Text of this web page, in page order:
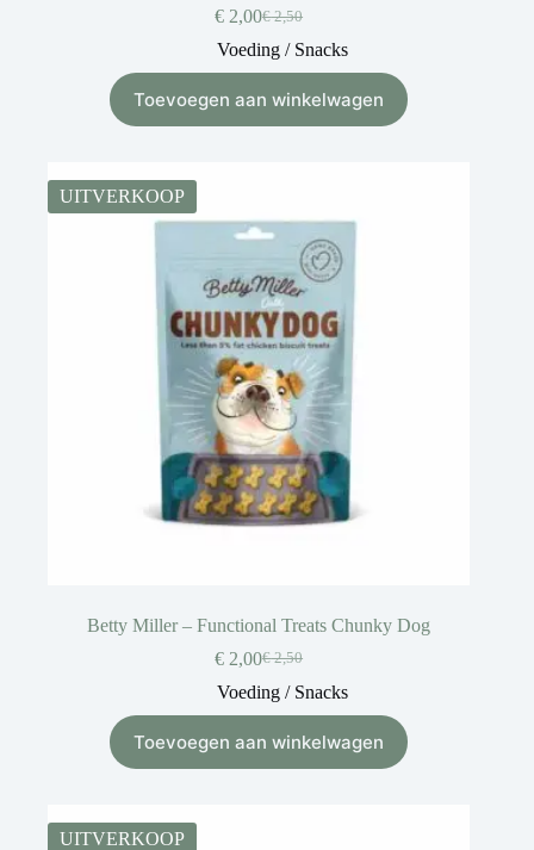
€2,50
€ 2,00
Voeding / Snacks
Toevoegen aan winkelwagen
UITVERKOOP
Betty Miller – Functional Treats Chunky Dog
€2,50
€ 2,00
Voeding / Snacks
Toevoegen aan winkelwagen
UITVERKOOP